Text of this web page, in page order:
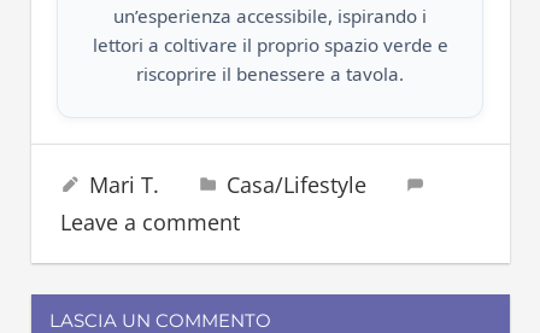
un’esperienza accessibile, ispirando i
lettori a coltivare il proprio spazio verde e
riscoprire il benessere a tavola.
frutta
tappo
trucchi
2 Ottobre 2022
Mari T.
Casa/Lifestyle
Leave a comment
LASCIA UN COMMENTO